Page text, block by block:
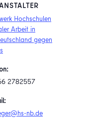
Hochschulen
Arbeit in
gegen
2782557
nb.de